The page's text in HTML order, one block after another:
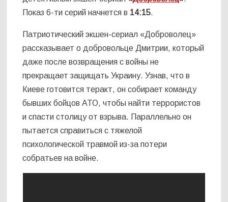
Показ 6-ти серий начнется в 14:15.
Патриотический экшен-сериал «Доброволец»
рассказывает о добровольце Дмитрии, который
даже после возвращения с войны не
прекращает защищать Украину. Узнав, что в
Киеве готовится теракт, он собирает команду
бывших бойцов АТО, чтобы найти террористов
и спасти столицу от взрыва. Параллельно он
пытается справиться с тяжелой
психологической травмой из-за потери
собратьев на войне.